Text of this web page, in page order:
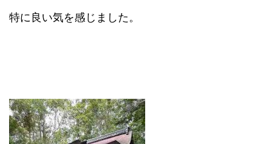
特に良い気を感じました。